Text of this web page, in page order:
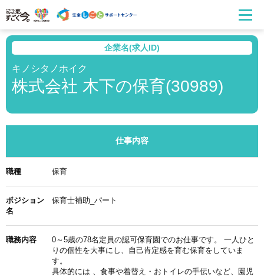
企業名(求人ID)
キノシタノホイク
株式会社 木下の保育(30989)
仕事内容
職種 保育
ポジション
名
保育士補助_パート
職務内容
0～5歳の78名定員の認可保育園でのお仕事です。 一人ひと
りの個性を大事にし、自己肯定感を育む保育をしていま
す。
具体的には 、食事や着替え・おトイレの手伝いなど、園児